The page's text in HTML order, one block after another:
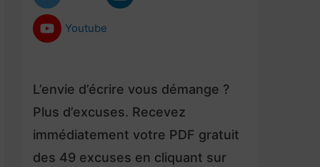
Youtube
L’envie d’écrire vous démange ?
Plus d’excuses. Recevez
immédiatement votre PDF gratuit
des 49 excuses en cliquant sur